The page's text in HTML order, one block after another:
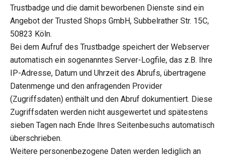
Trustbadge und die damit beworbenen Dienste sind ein
Angebot der Trusted Shops GmbH, Subbelrather Str. 15C,
50823 Köln.
Bei dem Aufruf des Trustbadge speichert der Webserver
automatisch ein sogenanntes Server-Logfile, das z.B. Ihre
IP-Adresse, Datum und Uhrzeit des Abrufs, übertragene
Datenmenge und den anfragenden Provider
(Zugriffsdaten) enthält und den Abruf dokumentiert. Diese
Zugriffsdaten werden nicht ausgewertet und spätestens
sieben Tagen nach Ende Ihres Seitenbesuchs automatisch
überschrieben.
Weitere personenbezogene Daten werden lediglich an